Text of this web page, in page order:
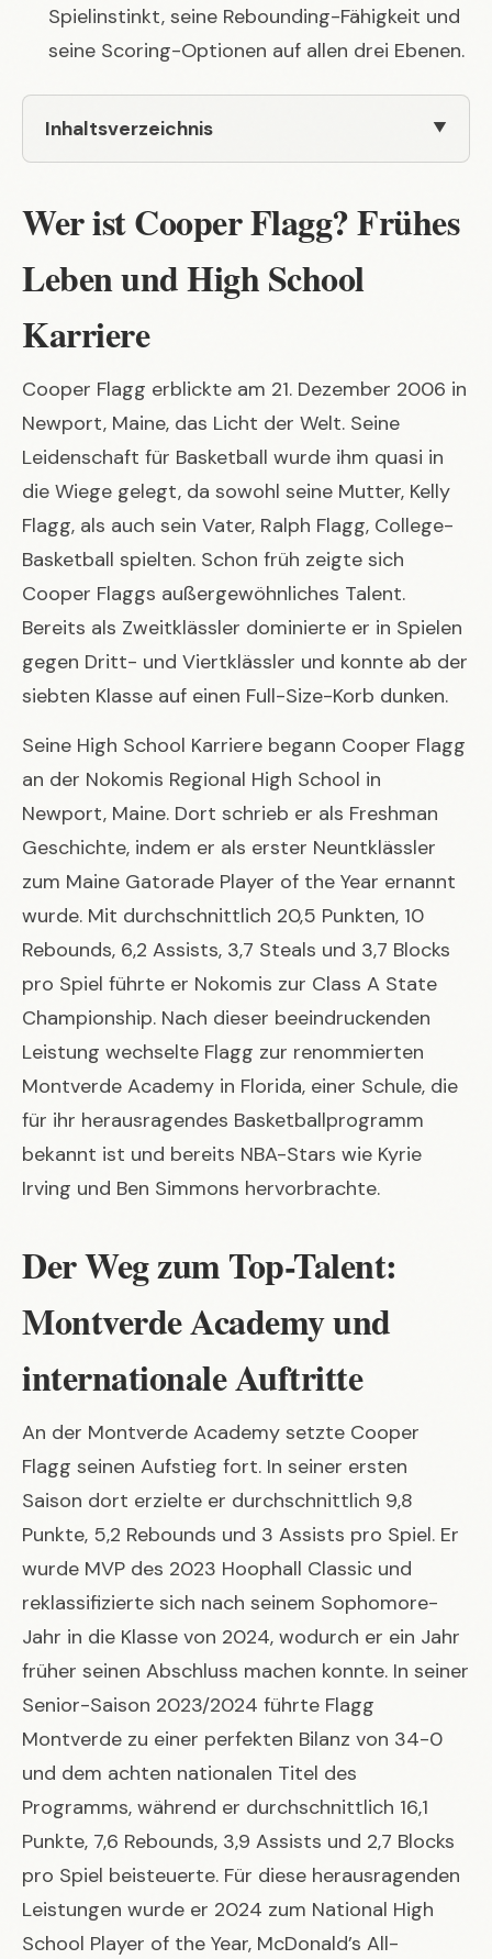
Spielinstinkt, seine Rebounding-Fähigkeit und
seine Scoring-Optionen auf allen drei Ebenen.
Inhaltsverzeichnis
Wer ist Cooper Flagg? Frühes
Leben und High School
Karriere
Cooper Flagg erblickte am 21. Dezember 2006 in
Newport, Maine, das Licht der Welt. Seine
Leidenschaft für Basketball wurde ihm quasi in
die Wiege gelegt, da sowohl seine Mutter, Kelly
Flagg, als auch sein Vater, Ralph Flagg, College-
Basketball spielten. Schon früh zeigte sich
Cooper Flaggs außergewöhnliches Talent.
Bereits als Zweitklässler dominierte er in Spielen
gegen Dritt- und Viertklässler und konnte ab der
siebten Klasse auf einen Full-Size-Korb dunken.
Seine High School Karriere begann Cooper Flagg
an der Nokomis Regional High School in
Newport, Maine. Dort schrieb er als Freshman
Geschichte, indem er als erster Neuntklässler
zum Maine Gatorade Player of the Year ernannt
wurde. Mit durchschnittlich 20,5 Punkten, 10
Rebounds, 6,2 Assists, 3,7 Steals und 3,7 Blocks
pro Spiel führte er Nokomis zur Class A State
Championship. Nach dieser beeindruckenden
Leistung wechselte Flagg zur renommierten
Montverde Academy in Florida, einer Schule, die
für ihr herausragendes Basketballprogramm
bekannt ist und bereits NBA-Stars wie Kyrie
Irving und Ben Simmons hervorbrachte.
Der Weg zum Top-Talent:
Montverde Academy und
internationale Auftritte
An der Montverde Academy setzte Cooper
Flagg seinen Aufstieg fort. In seiner ersten
Saison dort erzielte er durchschnittlich 9,8
Punkte, 5,2 Rebounds und 3 Assists pro Spiel. Er
wurde MVP des 2023 Hoophall Classic und
reklassifizierte sich nach seinem Sophomore-
Jahr in die Klasse von 2024, wodurch er ein Jahr
früher seinen Abschluss machen konnte. In seiner
Senior-Saison 2023/2024 führte Flagg
Montverde zu einer perfekten Bilanz von 34-0
und dem achten nationalen Titel des
Programms, während er durchschnittlich 16,1
Punkte, 7,6 Rebounds, 3,9 Assists und 2,7 Blocks
pro Spiel beisteuerte. Für diese herausragenden
Leistungen wurde er 2024 zum National High
School Player of the Year, McDonald’s All-